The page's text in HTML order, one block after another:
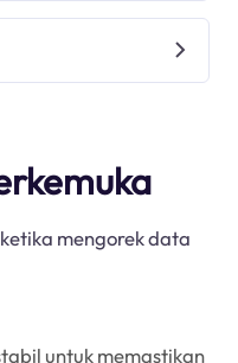
mengorek data
untuk memastikan